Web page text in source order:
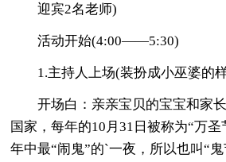
迎宾2名老师)
活动开始(4:00——5:30)
1.主持人上场(装扮成小巫婆的
开场白：亲亲宝贝的宝宝和家长
国家，每年的10月31日被称为“万
年中最“闹鬼”的`一夜，所以也叫“